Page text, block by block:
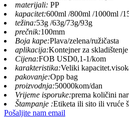
materijali: PP
kapacitet:600ml /800ml /1000ml /
težina:53g /63g/73g/93g
prečnik:100mm
Boja kape:Plava/zelena/ružičasta
aplikacija:Kontejner za
Cijena:FOB USD0,1-1/kom
karakteristika:Veliki
pakovanje:Opp bag
proizvodnja:50000kom/dan
Vrijeme isporuke:prema količini
Štampanje :Etiketa ili sito ili vruće
Pošaljite nam email